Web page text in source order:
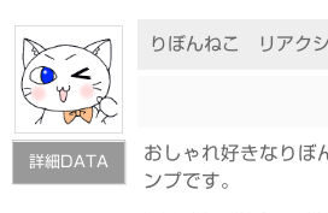
詳細DATA
りぼんねこ リアク
おしゃれ好きなりぼ
ンプです。